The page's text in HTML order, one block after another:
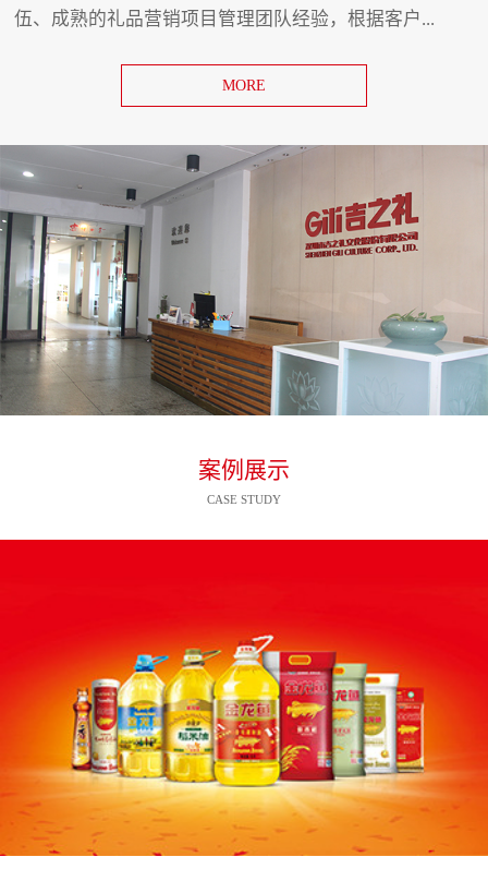
伍、成熟的礼品营销项目管理团队经验，根据客户...
MORE
案例展示
CASE STUDY